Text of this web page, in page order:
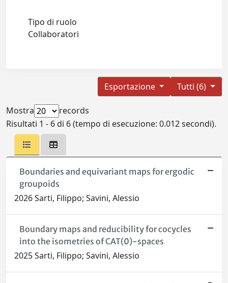
Tipo di ruolo
Collaboratori
Tutti (6)
Esportazione
Mostra
records
Risultati 1 - 6 di 6 (tempo di esecuzione: 0.012 secondi).
Boundaries and equivariant maps for ergodic
groupoids
2026 Sarti, Filippo; Savini, Alessio
Boundary maps and reducibility for cocycles
into the isometries of CAT(0)-spaces
2025 Sarti, Filippo; Savini, Alessio